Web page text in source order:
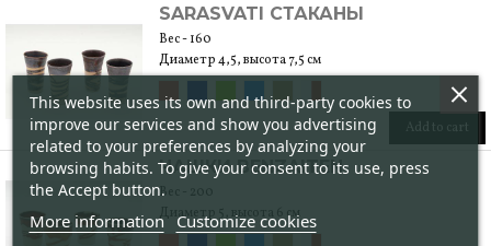
SARASVATI СТАКАНЫ
Вес - 160
Диаметр 4,5, высота 7,5 см
Add to cart
ЧАШКИ BENZAITEN
Вес - 200
Диаметр 5, высота 6 см
This website uses its own and third-party cookies to
improve our services and show you advertising
related to your preferences by analyzing your
browsing habits. To give your consent to its use, press
the Accept button.
More information Customize cookies